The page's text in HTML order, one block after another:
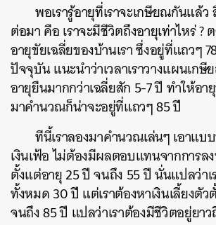
พอเรารู้อายุที่เราจะเกษียณกันแล้
ต่อมา คือ เราจะมีชีวิตถึงอายุเท่าไหร่ ?
อายุขัยเฉลี่ยของบ้านเรา ซึ่งอยู่ที่แถวๆ
ปัจจุบัน แนะนำว่าเวลาเราวางแผนเกษี
อายุยืนมากกว่าเฉลี่ยสัก 5-7 ปี ทำให้อา
มาคำนวณก็น่าจะอยู่ที่แถวๆ 85 ปี
ทีนี้เราลองมาคำนวณเล่นๆ เอาแบ
เงินเฟ้อ ไม่ต้องมีผลตอบแทนจากการลง
ตั้งแต่อายุ 25 ปี จนถึง 55 ปี นั่นแปลว่า
ทั้งหมด 30 ปี แต่เราต้องหาเงินเลี้ยงตั
จนถึง 85 ปี แปลว่าเราต้องมีชีวิตอยู่ยา